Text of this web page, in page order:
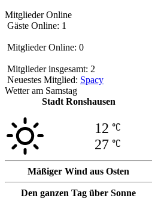
Mitglieder Online
Gäste Online: 1
Mitglieder Online: 0
Mitglieder insgesamt: 2
Neuestes Mitglied: Spacy
Wetter am Samstag
Stadt Ronshausen
12
27
Mäßiger Wind aus Osten
Den ganzen Tag über Sonne